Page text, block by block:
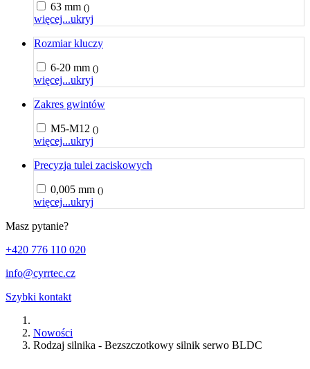
63 mm ()
więcej...ukryj
Rozmiar kluczy
6-20 mm ()
więcej...ukryj
Zakres gwintów
M5-M12 ()
więcej...ukryj
Precyzja tulei zaciskowych
0,005 mm ()
więcej...ukryj
Masz pytanie?
+420 776 110 020
info@cyrrtec.cz
Szybki kontakt
Nowości
Rodzaj silnika - Bezszczotkowy silnik serwo BLDC